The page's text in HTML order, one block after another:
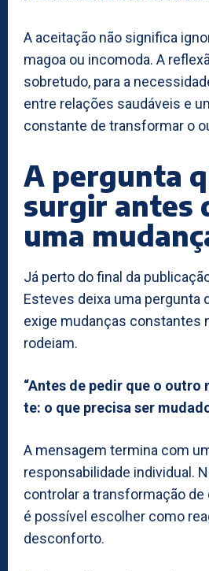
A aceitação não significa
magoa ou incomoda. A
sobretudo, para a
entre relações saudáveis e
constante de transformar o
A pergunta
surgir antes
uma
Já perto do final da
Esteves deixa uma pergunta
exige mudanças constantes
rodeiam.
“Antes de pedir que o outro
te: o que precisa ser
A mensagem termina com
responsabilidade individual.
controlar a transformação de
é possível escolher como
desconforto.